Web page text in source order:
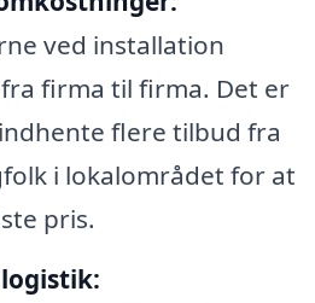
ved installation
firma til firma. Det er
flere tilbud fra
i lokalområdet for at
pris.